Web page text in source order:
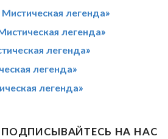
легенда»
легенда»
легенда»
легенда»
легенда»
ПОДПИСЫВАЙТЕСЬ НА НАС